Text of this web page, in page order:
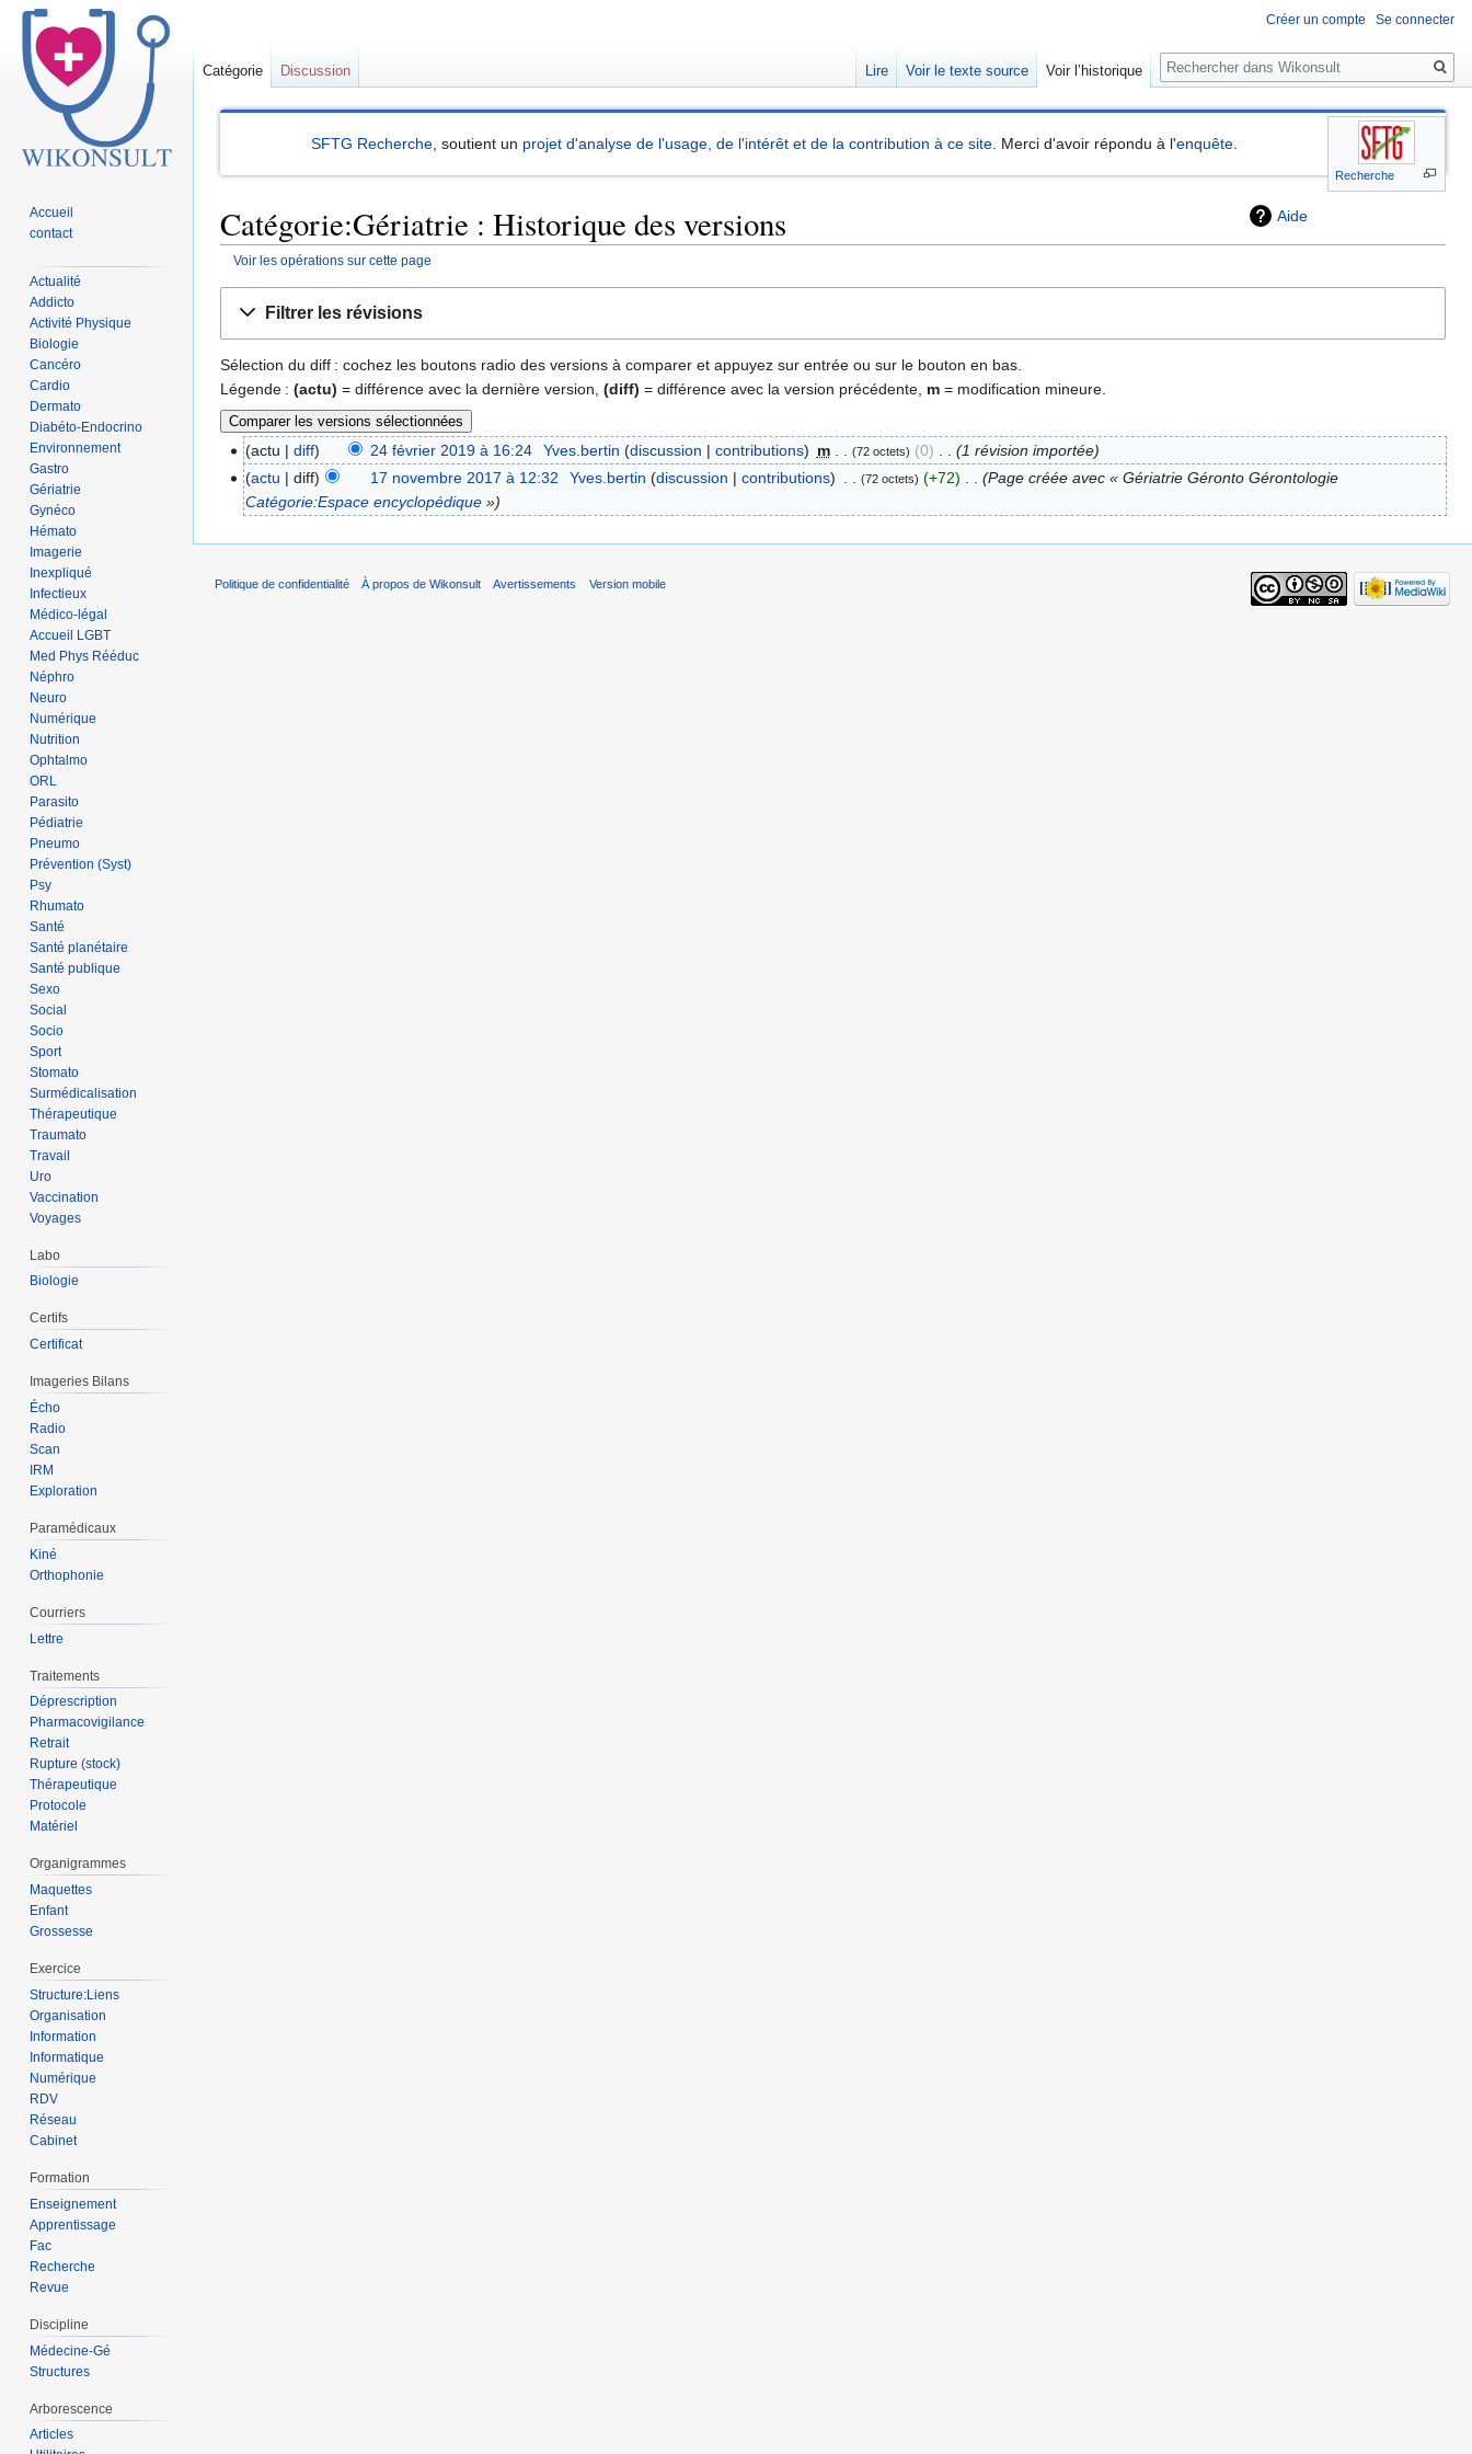
Recherche
SFTG Recherche , soutient un projet d'analyse de l'usage, de l'intérêt et de la contribution à ce site . Merci d'avoir répondu à l'enquête
Aide
Catégorie:Gériatrie : Historique des versions
Voir les opérations sur cette page
navigation
recherche
Filtrer les révisions
Sélection du diff : cochez les boutons radio des versions à comparer et appuyez sur entrée ou sur le bouton en bas.
Légende : (actu) = différence avec la dernière version, (diff) = différence avec la version précédente, m = modification mineure.
actu diff 24 février 2019 à 16:24 Yves.bertin discussion contributions m 72 octets 0
1 révision importée
actu
diff 17 novembre 2017 à 12:32 Yves.bertin discussion contributions 72 octets +72
Page créée avec « Gériatrie Géronto Gérontologie
Catégorie:Espace encyclopédique »
Créer un compte Se connecter
Catégorie Discussion Lire Voir le texte source Voir l’historique
Rechercher
Accueil
contact
Actualité
Addicto
Activité Physique
Biologie
Cancéro
Cardio
Dermato
Diabéto-Endocrino
Environnement
Gastro
Gériatrie
Gynéco
Hémato
Imagerie
Inexpliqué
Infectieux
Médico-légal
Accueil LGBT
Med Phys Rééduc
Néphro
Neuro
Numérique
Nutrition
Ophtalmo
ORL
Parasito
Pédiatrie
Pneumo
Prévention (Syst)
Psy
Rhumato
Santé
Santé planétaire
Santé publique
Sexo
Social
Socio
Sport
Stomato
Surmédicalisation
Thérapeutique
Traumato
Travail
Uro
Vaccination
Voyages
Labo
Biologie
Certifs
Certificat
Imageries Bilans
Écho
Radio
Scan
IRM
Exploration
Paramédicaux
Kiné
Orthophonie
Courriers
Lettre
Traitements
Déprescription
Pharmacovigilance
Retrait
Rupture (stock)
Thérapeutique
Protocole
Matériel
Organigrammes
Maquettes
Enfant
Grossesse
Exercice
Structure:Liens
Organisation
Information
Informatique
Numérique
RDV
Réseau
Cabinet
Formation
Enseignement
Apprentissage
Fac
Recherche
Revue
Discipline
Médecine-Gé
Structures
Arborescence
Articles
Politique de confidentialité À propos de Wikonsult Avertissements Version mobile